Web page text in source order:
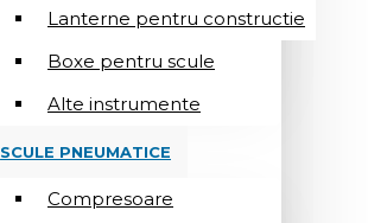
Lanterne pentru constructie
Boxe pentru scule
Alte instrumente
SCULE PNEUMATICE
Compresoare